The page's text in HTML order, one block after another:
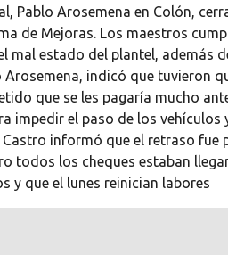
Pablo Arosemena en Colón,
de Mejoras. Los maestros
mal estado del plantel, además
Arosemena, indicó que tuvieron
que se les pagaría mucho
impedir el paso de los vehículos
informó que el retraso fue
todos los cheques estaban
y que el lunes reinician labores